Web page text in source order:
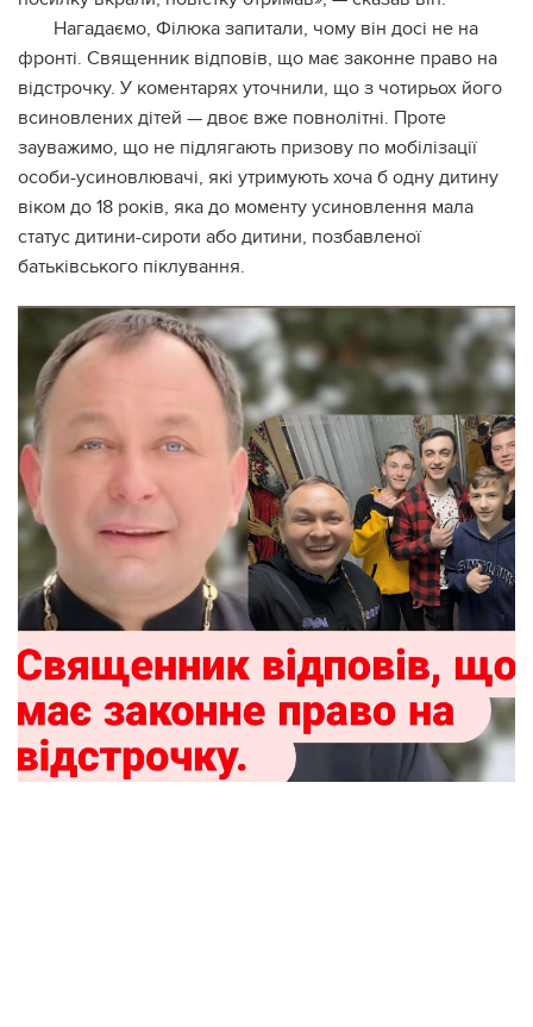
Нагадаємо, Філюка запитали, чому він досі не на
фронті. Священник відповів, що має законне право на
відстрочку. У коментарях уточнили, що з чотирьох його
всиновлених дітей — двоє вже повнолітні. Проте
зауважимо, що не підлягають призову по мобілізації
особи-усиновлювачі, які утримують хоча б одну дитину
віком до 18 років, яка до моменту усиновлення мала
статус дитини-сироти або дитини, позбавленої
батьківського піклування.